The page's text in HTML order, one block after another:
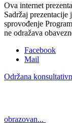
Ova internet
Sadržaj
sprovođenje
ne odražava
Facebook
Mail
Održana
obrazovan...